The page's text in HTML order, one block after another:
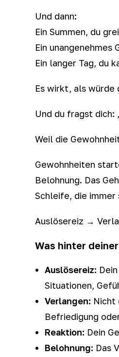
Und dann:
Ein Summen, du
Ein
Ein langer Tag, du
Es wirkt, als würde
Und du fragst dich:
Weil die
Gewohnheiten
Belohnung. Das
Schleife, die
Auslösereiz →
Was hinter
Auslösereiz:
Situationen,
Verlangen: Nicht
Befriedigung
Reaktion: Dein
Belohnung: Das